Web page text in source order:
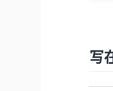
写